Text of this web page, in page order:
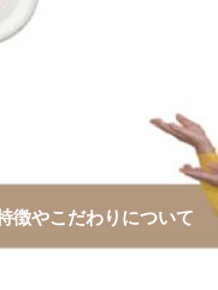
徴やこだわりについて